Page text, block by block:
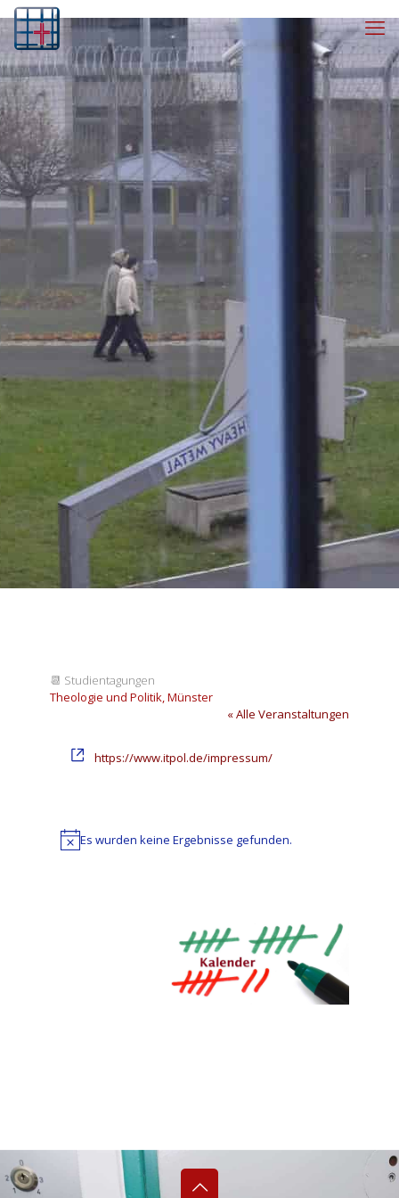
📆 Studientagungen
Theologie und Politik, Münster
« Alle Veranstaltungen
Webseite
https://www.itpol.de/impressum/
HinweisEs wurden keine Ergebnisse gefunden.
Datum